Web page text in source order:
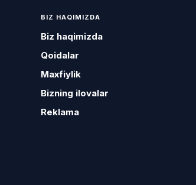
BIZ HAQIMIZDA
Biz haqimizda
Qoidalar
Maxfiylik
Bizning ilovalar
Reklama